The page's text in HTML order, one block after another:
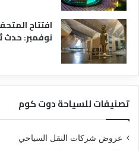
افتتاح
نوفمبر: حدث
تصنيفات للسياحة دوت كوم
عروض شركات النقل السياحي